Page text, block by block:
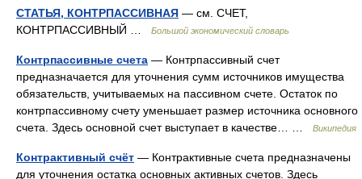
СТАТЬЯ, КОНТРПАССИВНАЯ — см. СЧЕТ,
КОНТРПАССИВНЫЙ …
Большой экономический словарь
Контрпассивные счета — Контрпассивный счет
предназначается для уточнения сумм источников имущества
обязательств, учитываемых на пассив­ном счете. Остаток по
контрпассивному счету уменьшает размер источника основного
счета. Здесь основной счет выступает в ка­честве… …
Википедия
Контрактивный счёт — Кон­трактивные счета предназначены
для уточнения остатка основ­ных активных счетов. Здесь